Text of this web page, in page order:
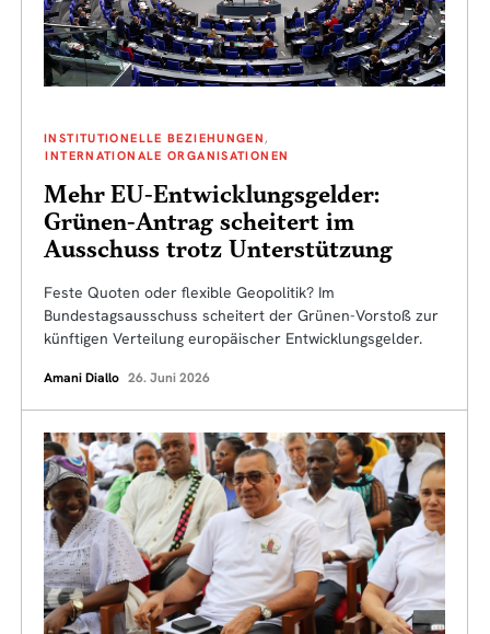
INSTITUTIONELLE BEZIEHUNGEN
INTERNATIONALE ORGANISATIONEN
Mehr EU-Entwicklungsgelder:
Grünen-Antrag scheitert im
Ausschuss trotz Unterstützung
Feste Quoten oder flexible Geopolitik? Im
Bundestagsausschuss scheitert der Grünen-Vorstoß zur
künftigen Verteilung europäischer Entwicklungsgelder.
Amani Diallo 26. Juni 2026